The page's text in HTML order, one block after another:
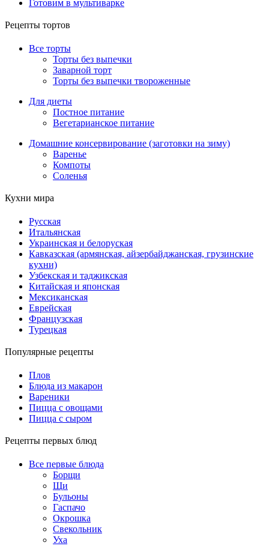
Готовим в мультиварке
Рецепты тортов
Все торты
Торты без выпечки
Заварной торт
Торты без выпечки твороженные
Для диеты
Постное питание
Вегетарианское питание
Домашние консервирование (заготовки на зиму)
Варенье
Компоты
Соленья
Кухни мира
Русская
Итальянская
Украинская и белоруская
Кавказская (армянская, айзербайджанская, грузинские
кухни)
Узбекская и таджикская
Китайская и японская
Мексиканская
Еврейская
Французская
Турецкая
Популярные рецепты
Плов
Блюда из макарон
Вареники
Пицца с овощами
Пицца с сыром
Рецепты первых блюд
Все первые блюда
Борщи
Щи
Бульоны
Гаспачо
Окрошка
Свекольник
Уха